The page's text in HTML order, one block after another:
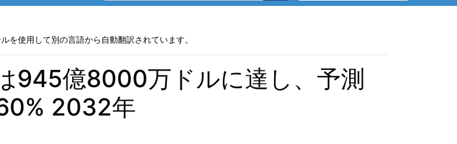
を使用して別の言語から自動翻訳されています。
945億8000万ドルに達し、予測
2032年